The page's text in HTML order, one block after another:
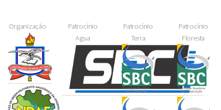
Organização
Patrocínio
Agua
Patrocínio
Terra
Patrocínio
Floresta